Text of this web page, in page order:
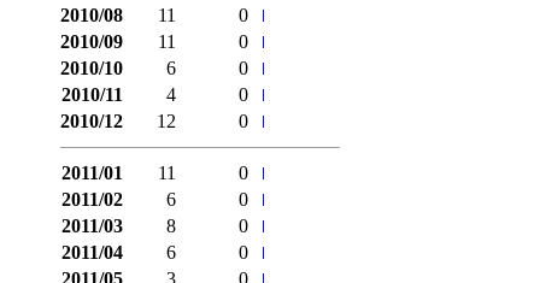
2010/08
11
0
2010/09
11
0
2010/10
6
0
2010/11
4
0
2010/12
12 0
2011/01 11
0
2011/02
6
0
2011/03
8
0
2011/04
6
0
2011/05
3
0